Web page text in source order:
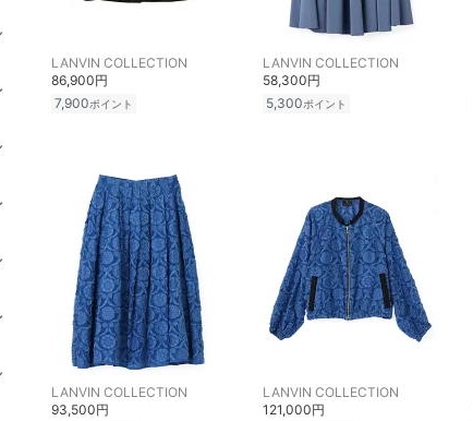
LANVIN COLLECTION
86,900円
7,900ポイント
LANVIN COLLECTION
58,300円
5,300ポイント
LANVIN COLLECTION
93,500円
LANVIN COLLECTION
121,000円